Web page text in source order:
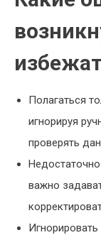
Полагаться
игнорируя
проверять
важно